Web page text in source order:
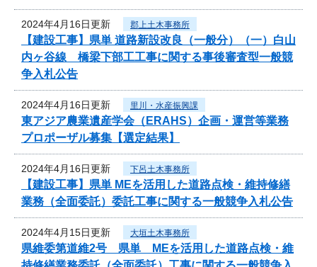
2024年4月16日更新 郡上土木事務所
【建設工事】県単 道路新設改良（一般分）（一）白山
内ヶ谷線 橋梁下部工工事に関する事後審査型一般競
争入札公告
2024年4月16日更新 里川・水産振興課
東アジア農業遺産学会（ERAHS）企画・運営等業務
プロポーザル募集【選定結果】
2024年4月16日更新 下呂土木事務所
【建設工事】県単 MEを活用した道路点検・維持修繕
業務（全面委託）委託工事に関する一般競争入札公告
2024年4月15日更新 大垣土木事務所
県維委第道維2号 県単 MEを活用した道路点検・維